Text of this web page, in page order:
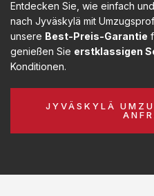
Entdecken Sie, wie einfach
nach Jyväskylä mit
unsere Best-Preis-Garantie
genießen Sie erstklassigen
Konditionen.
JYVÄSKYLÄ